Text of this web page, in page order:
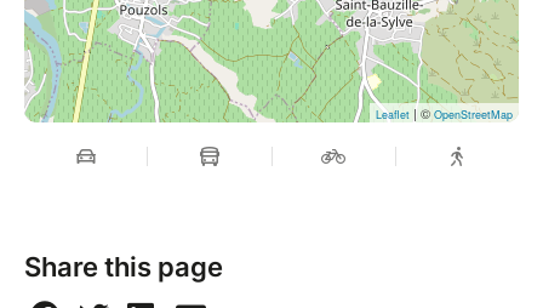
Leaflet | ©OpenStreetMap
Share this page